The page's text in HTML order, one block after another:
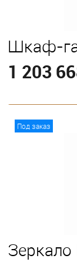
Шкаф-
1 203
Под заказ